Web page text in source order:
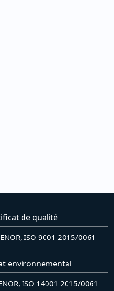
de qualité
ISO 9001 2015/0061
environnemental
ISO 14001 2015/0061